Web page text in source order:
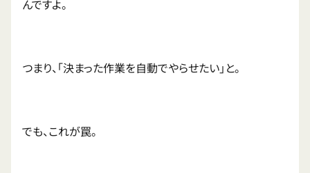
んですよ。
つまり、「決まった作業を自動でやらせたい」と。
でも、これが罠。